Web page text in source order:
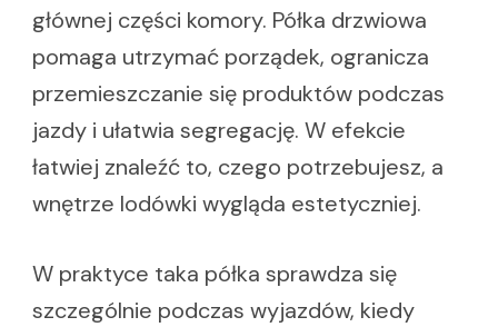
głównej części komory. Półka drzwiowa
pomaga utrzymać porządek, ogranicza
przemieszczanie się produktów podczas
jazdy i ułatwia segregację. W efekcie
łatwiej znaleźć to, czego potrzebujesz, a
wnętrze lodówki wygląda estetyczniej.
W praktyce taka półka sprawdza się
szczególnie podczas wyjazdów, kiedy